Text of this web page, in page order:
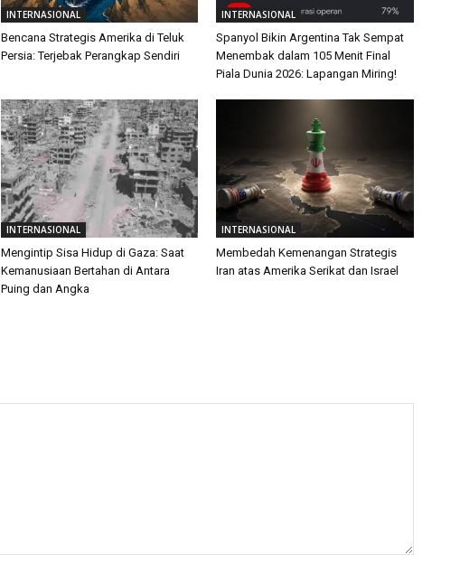
INTERNASIONAL
Bencana Strategis Amerika di Teluk
Persia: Terjebak Perangkap Sendiri
INTERNASIONAL
Spanyol Bikin Argentina Tak Sempat
Menembak dalam 105 Menit Final
Piala Dunia 2026: Lapangan Miring!
INTERNASIONAL
Mengintip Sisa Hidup di Gaza: Saat
Kemanusiaan Bertahan di Antara
Puing dan Angka
INTERNASIONAL
Membedah Kemenangan Strategis
Iran atas Amerika Serikat dan Israel